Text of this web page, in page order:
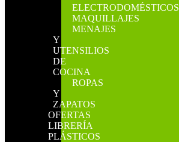
ELECTRODOMÉSTICOS
MAQUILLAJES
MENAJES
Y
UTENSILIOS
DE
COCINA
ROPAS
Y
ZAPATOS
OFERTAS
LIBRERÍA
PLÁSTICOS